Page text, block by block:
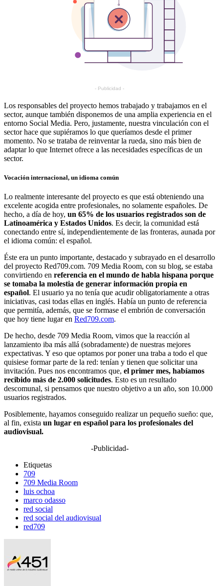
- Publicidad -
Los responsables del proyecto hemos trabajado y trabajamos en el
sector, aunque también disponemos de una amplia experiencia en el
entorno Social Media. Pero, justamente, nuestra vinculación con el
sector hace que supiéramos lo que queríamos desde el primer
momento. No se trataba de reinventar la rueda, sino más bien de
adaptar lo que Internet ofrece a las necesidades específicas de un
sector.
Vocación internacional, un idioma común
Lo realmente interesante del proyecto es que está obteniendo una
excelente acogida entre profesionales, no solamente españoles. De
hecho, a día de hoy, un 65% de los usuarios registrados son de
Latinoamérica y Estados Unidos. Es decir, la comunidad está
conectando entre sí, independientemente de las fronteras, aunada por
el idioma común: el español.
Éste era un punto importante, destacado y subrayado en el desarrollo
del proyecto Red709.com. 709 Media Room, con su blog, se estaba
convirtiendo en referencia en el mundo de habla hispana porque
se tomaba la molestia de generar información propia en
español. El usuario ya no tenía que acudir obligatoriamente a otras
iniciativas, casi todas ellas en inglés. Había un punto de referencia
que permitía, además, que se formase el embrión de conversación
que hoy tiene lugar en Red709.com.
De hecho, desde 709 Media Room, vimos que la reacción al
lanzamiento iba más allá (sobradamente) de nuestras mejores
expectativas. Y eso que optamos por poner una traba a todo el que
quisiese formar parte de la red: tenían y tienen que solicitar una
invitación. Pues nos encontramos que, el primer mes, habíamos
recibido más de 2.000 solicitudes. Esto es un resultado
descomunal, si pensamos que nuestro objetivo a un año, son 10.000
usuarios registrados.
Posiblemente, hayamos conseguido realizar un pequeño sueño: que,
al fin, exista un lugar en español para los profesionales del
audiovisual.
-Publicidad-
Etiquetas
709
709 Media Room
luis ochoa
marco odasso
red social
red social del audiovisual
red709